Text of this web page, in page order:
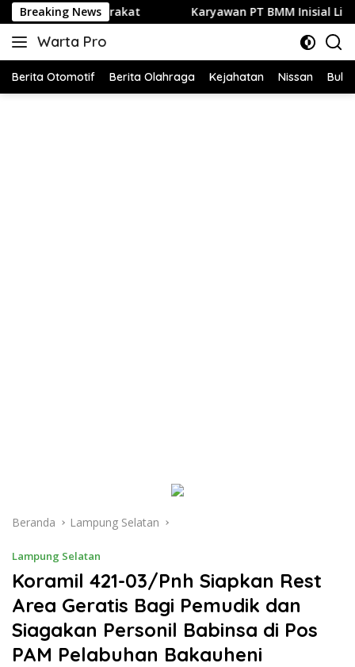
Langsung
ke
konten
Breaking News
Masyarakat Karyawan PT BMM Inisial Li Diduga
Warta Pro
Akurat
Terpercaya
Berita Otomotif Berita Olahraga Kejahatan Nissan
Beranda Lampung Selatan
Lampung Selatan
Koramil 421-03/Pnh Siapkan Rest
Area Geratis Bagi Pemudik dan
Siagakan Personil Babinsa di Pos
PAM Pelabuhan Bakauheni